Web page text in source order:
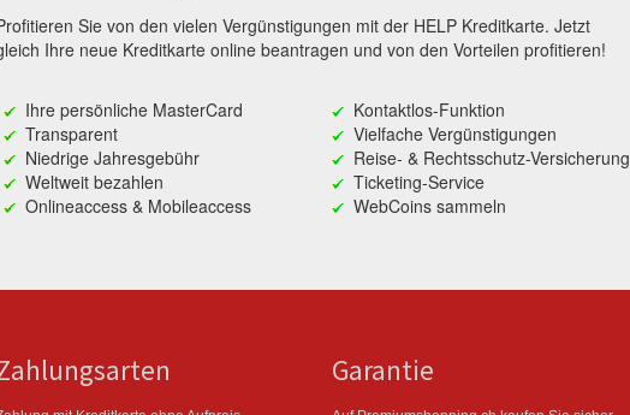
Sie von den vielen Vergünstigungen mit der HELP Kreditkarte. Jetzt
Ihre neue Kreditkarte online beantragen und von den Vorteilen profitieren!
Ihre persönliche MasterCard
Transparent
Niedrige Jahresgebühr
Weltweit bezahlen
Onlineaccess & Mobileaccess
Kontaktlos-Funktion
Vielfache Vergünstigungen
Reise- & Rechtsschutz-Versicherung
Ticketing-Service
WebCoins sammeln
Garantie